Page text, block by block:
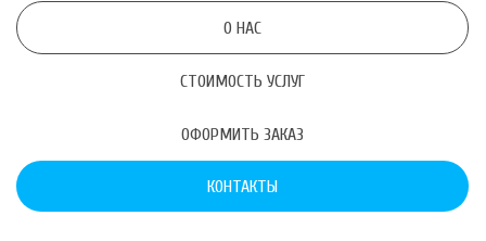
О НАС
СТОИМОСТЬ УСЛУГ
ОФОРМИТЬ ЗАКАЗ
КОНТАКТЫ